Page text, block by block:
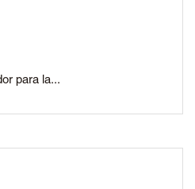
para la...